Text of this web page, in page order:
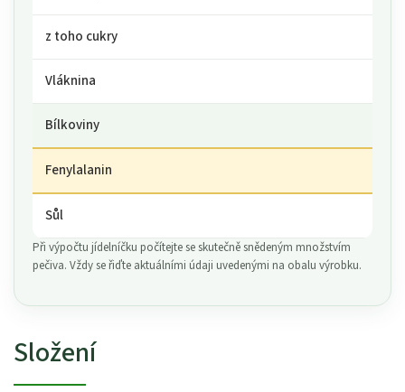
z toho cukry
Vláknina
Bílkoviny
Fenylalanin
Sůl
Při výpočtu jídelníčku počítejte se skutečně snědeným množstvím
pečiva. Vždy se řiďte aktuálními údaji uvedenými na obalu výrobku.
Složení